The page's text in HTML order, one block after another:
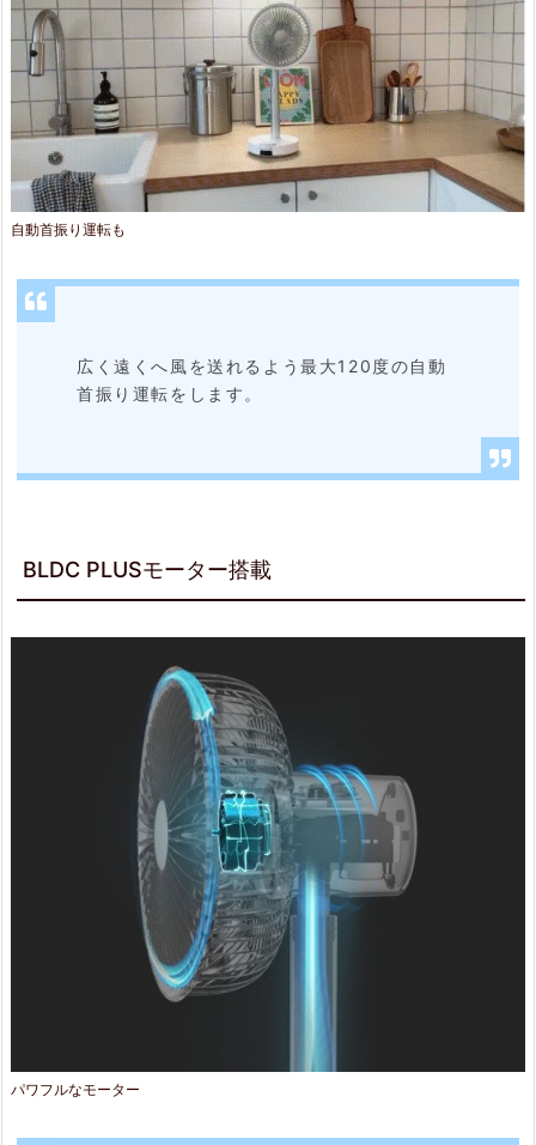
め
自動首振り運転も
広く遠くへ風を送れるよう最大120度の自動
首振り運転をします。
BLDC PLUSモーター搭載
パワフルなモーター